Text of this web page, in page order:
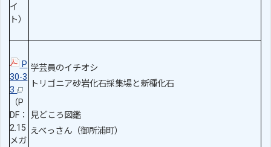
イ
ト）
P
30-3
3
（P
DF：
2.15
メガ
学芸員のイチオシ
トリゴニア砂岩化石採集場と新種化石
見どころ図鑑
えべっさん（御所浦町）